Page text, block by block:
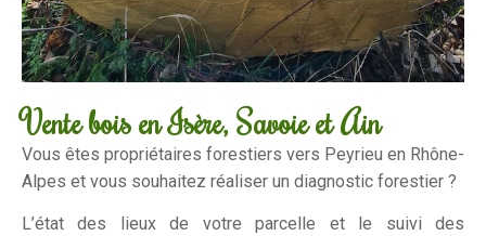
Vente bois en Isère, Savoie et Ain
Vous êtes propriétaires forestiers vers Peyrieu en Rhône-
Alpes et vous souhaitez réaliser un diagnostic forestier ?
L’état des lieux de votre parcelle et le suivi des